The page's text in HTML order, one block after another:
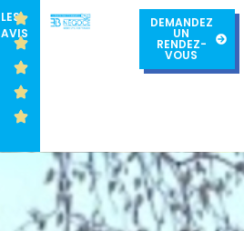
LES
AVIS
DEMANDEZ
UN
RENDEZ-
VOUS